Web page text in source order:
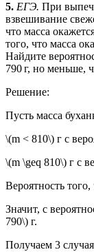
5. ЕГЭ. При
взвешивание
что масса
того, что масса
Найдите
790 г, но меньше,
Решение:
Пусть масса
\(m < 810\) г с
\(m \geq 810\) г с
Вероятность
Значит, с
790\) г.
Получаем 3